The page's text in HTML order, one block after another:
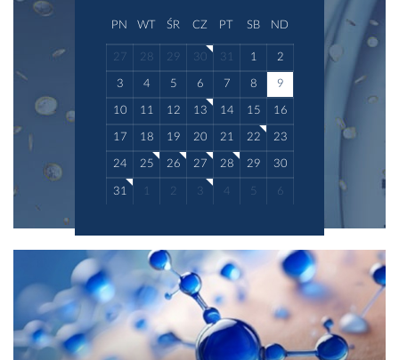
PN WT ŚR CZ PT SB ND
27 28 29 30 31 1 2
3 4 5 6 7 8 9
10 11 12 13 14 15 16
17 18 19 20 21 22 23
24 25 26 27 28 29 30
31 1 2 3 4 5 6